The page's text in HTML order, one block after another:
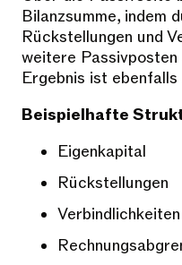
Bilanzsumme, indem
Rückstellungen und
weitere Passivposten
Ergebnis ist ebenfalls
Beispielhafte
Eigenkapital
Rückstellungen
Verbindlichkeiten